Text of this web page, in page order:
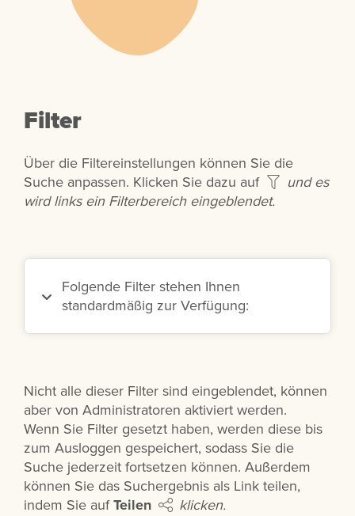
Filter
Über die Filtereinstellungen können Sie die
Suche anpassen. Klicken Sie dazu auf
und es
wird links ein Filterbereich eingeblendet.
Folgende Filter stehen Ihnen
standardmäßig zur Verfügung:
Nicht alle dieser Filter sind eingeblendet, können
aber von Administratoren aktiviert werden.
Wenn Sie Filter gesetzt haben, werden diese bis
zum Ausloggen gespeichert, sodass Sie die
Suche jederzeit fortsetzen können. Außerdem
können Sie das Suchergebnis als Link teilen,
indem Sie aufTeilen klicken.